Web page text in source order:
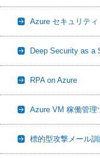
Azure セキュリテ
Deep Security as a
RPA on Azure
Azure VM 稼働管理
標的型攻撃メール